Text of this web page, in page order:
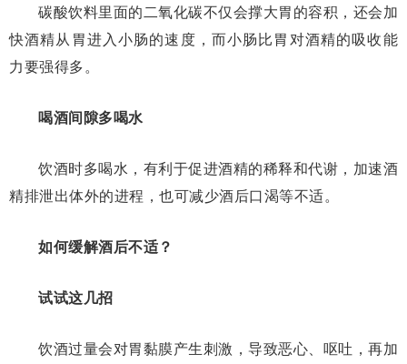
碳酸饮料里面的二氧化碳不仅会撑大胃的容积，还会加
快酒精从胃进入小肠的速度，而小肠比胃对酒精的吸收能
力要强得多。
喝酒间隙多喝水
饮酒时多喝水，有利于促进酒精的稀释和代谢，加速酒
精排泄出体外的进程，也可减少酒后口渴等不适。
如何缓解酒后不适？
试试这几招
饮酒过量会对胃黏膜产生刺激，导致恶心、呕吐，再加